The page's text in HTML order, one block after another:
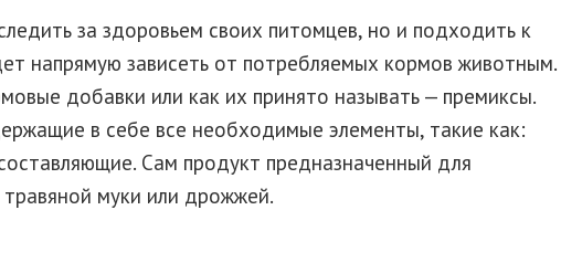
за здоровьем своих питомцев, но и подходить к
напрямую зависеть от потребляемых кормов животным.
добавки или как их принято называть — премиксы.
в себе все необходимые элементы, такие как:
Сам продукт предназначенный для
травяной муки или дрожжей.